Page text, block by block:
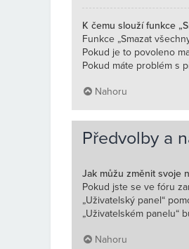
K čemu slouží funkce
Funkce „Smazat
Pokud je to povoleno
Pokud máte problém s
Nahoru
Předvolby a
Jak můžu změnit svoje
Pokud jste se ve fóru
„Uživatelský panel“
„Uživatelském panelu“
Nahoru